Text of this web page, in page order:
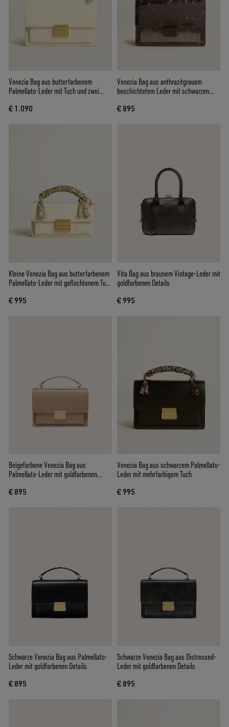
Venezia Bag aus butterfarbenem
Palmellato-Leder mit Tuch und zwei
€ 1.090
Venezia Bag aus anthrazitgrauem
beschichtetem Leder mit schwarzen
€ 895
Kleine Venezia Bag aus butterfarbenem
Palmellato-Leder mit geflochtenem Tuch
€ 995
Vita Bag aus braunem Vintage-Leder mit
goldfarbenen Details
€ 995
Beigefarbene Venezia Bag aus
Palmellato-Leder mit goldfarbenen
€ 895
Venezia Bag aus schwarzem Palmellato-
Leder mit mehrfarbigem Tuch
€ 995
Schwarze Venezia Bag aus Palmellato-
Leder mit goldfarbenen Details
€ 895
Schwarze Venezia Bag aus Distressed-
Leder mit goldfarbenen Details
€ 895